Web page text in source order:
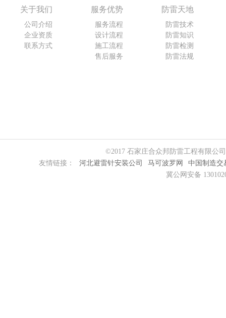
关于我们
公司介绍
企业资质
联系方式
服务优势
服务流程
设计流程
施工流程
售后服务
防雷天地
防雷技术
防雷知识
防雷检测
防雷法规
©2017 石家庄合众邦防雷工程有限公
友情链接：
河北避雷针安装公司 马可波罗网
中国制造交
冀公网安备